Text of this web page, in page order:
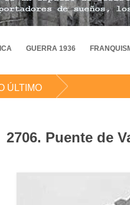
GUERRA 1936
ÚLTIMO
2706. Puente de